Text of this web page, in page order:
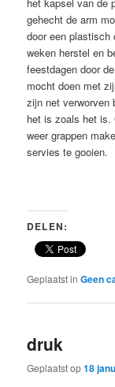
het kapsel van de
gehecht de arm
door een plastisch
weken herstel en
feestdagen door
mocht doen met
zijn net verworven
het is zoals het is.
weer grappen
servies te gooien.
DELEN:
Geplaatst in Geen
druk
Geplaatst op18